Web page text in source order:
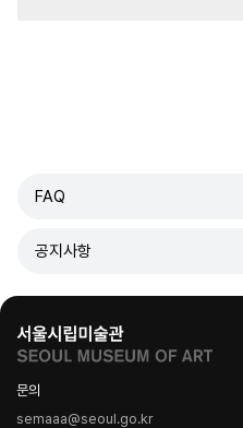
FAQ
공지사항
문의
semaaa@seoul.go.kr